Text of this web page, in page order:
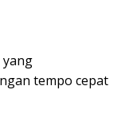
tempo cepat